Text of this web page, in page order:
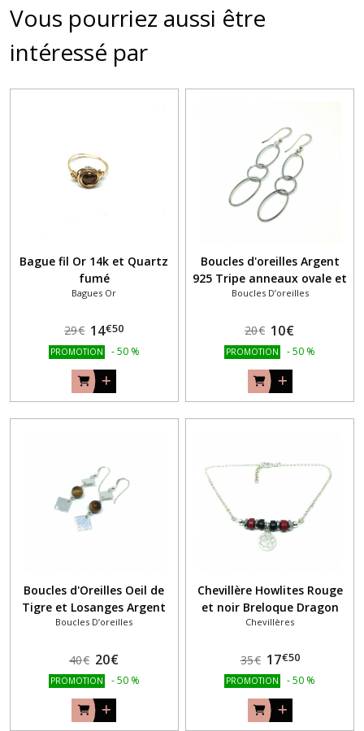
Vous pourriez aussi être
intéressé par
Bague fil Or 14k et Quartz
fumé
Bagues Or
29€ 14€50
PROMOTION -50 %
Boucles d'oreilles Argent
925 Tripe anneaux ovale et
rond
Boucles D’oreilles
20€ 10€
PROMOTION -50 %
Boucles d'Oreilles Oeil de
Tigre et Losanges Argent
925
Boucles D’oreilles
40€ 20€
PROMOTION -50 %
Chevillère Howlites Rouge
et noir Breloque Dragon
Chevillères
35€ 17€50
PROMOTION -50 %